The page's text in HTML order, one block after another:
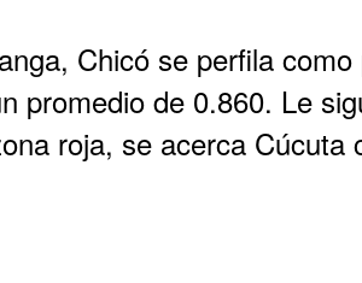
Chicó se perfila como
promedio de 0.860. Le
roja, se acerca Cúcuta